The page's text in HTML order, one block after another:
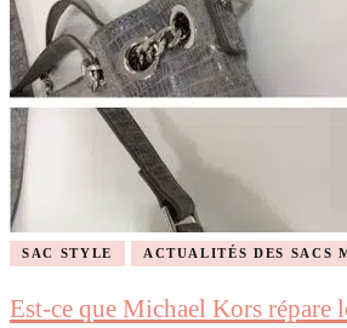
SAC STYLE ACTUALITÉS DES SACS
Est-ce que Michael Kors répare